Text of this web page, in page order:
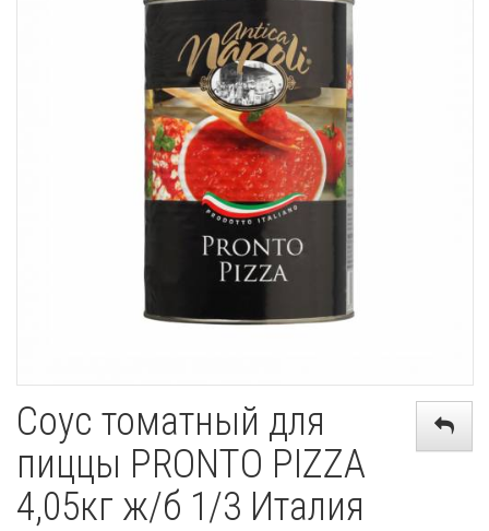
Соус томатный для
пиццы PRONTO PIZZA
4,05кг ж/б 1/3 Италия